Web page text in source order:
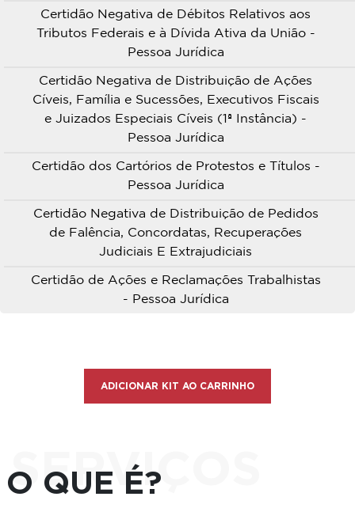
Certidão Negativa de Débitos Relativos aos
Tributos Federais e à Dívida Ativa da União -
Pessoa Jurídica
Certidão Negativa de Distribuição de Ações
Cíveis, Família e Sucessões, Executivos Fiscais
e Juizados Especiais Cíveis (1ª Instância) -
Pessoa Jurídica
Certidão dos Cartórios de Protestos e Títulos -
Pessoa Jurídica
Certidão Negativa de Distribuição de Pedidos
de Falência, Concordatas, Recuperações
Judiciais E Extrajudiciais
Certidão de Ações e Reclamações Trabalhistas
- Pessoa Jurídica
ADICIONAR KIT AO CARRINHO
SERVIÇOS
O QUE É?